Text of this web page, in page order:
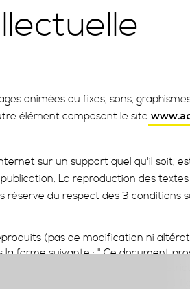
animées ou fixes, sons,
élément composant le site
sur un support quel qu'il soit,
La reproduction des
réserve du respect des 3 conditions
(pas de modification ni
la forme suivante : " Ce document
de reproduction sont réservés et